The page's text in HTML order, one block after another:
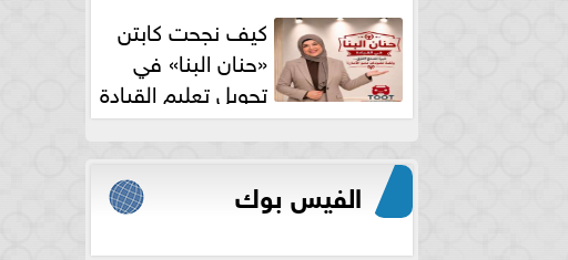
الانتخابات
كيف نجحت كابتن
«حنان البنا» في
تحويل تعليم القيادة
النسائية من خوف...
الفيس بوك